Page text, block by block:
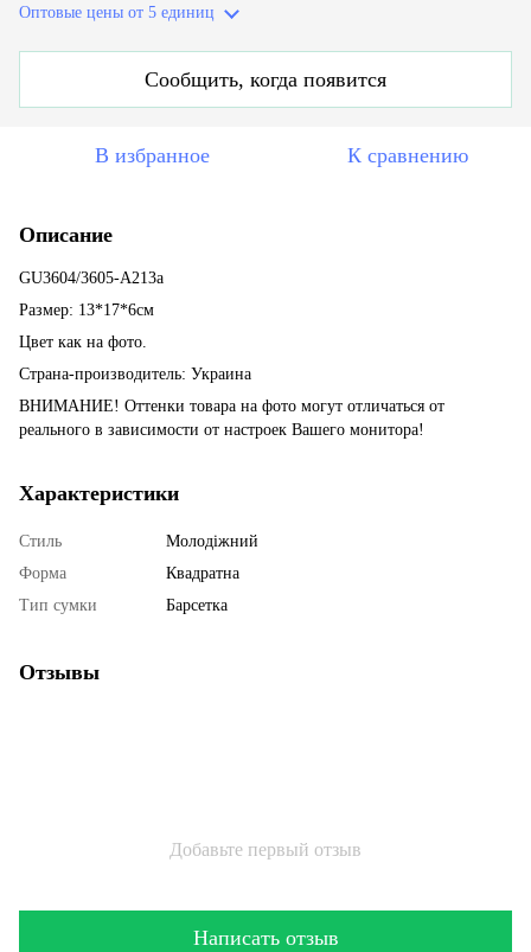
Оптовые цены от 5 единиц
Сообщить, когда появится
В избранное К сравнению
Описание
GU3604/3605-A213a
Размер: 13*17*6см
Цвет как на фото.
Страна-производитель: Украина
ВНИМАНИЕ! Оттенки товара на фото могут отличаться от
реального в зависимости от настроек Вашего монитора!
Характеристики
Стиль
Молодіжний
Форма
Квадратна
Тип сумки
Барсетка
Отзывы
Добавьте первый отзыв
Написать отзыв